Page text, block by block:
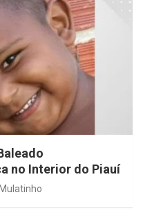
no Interior do Piauí